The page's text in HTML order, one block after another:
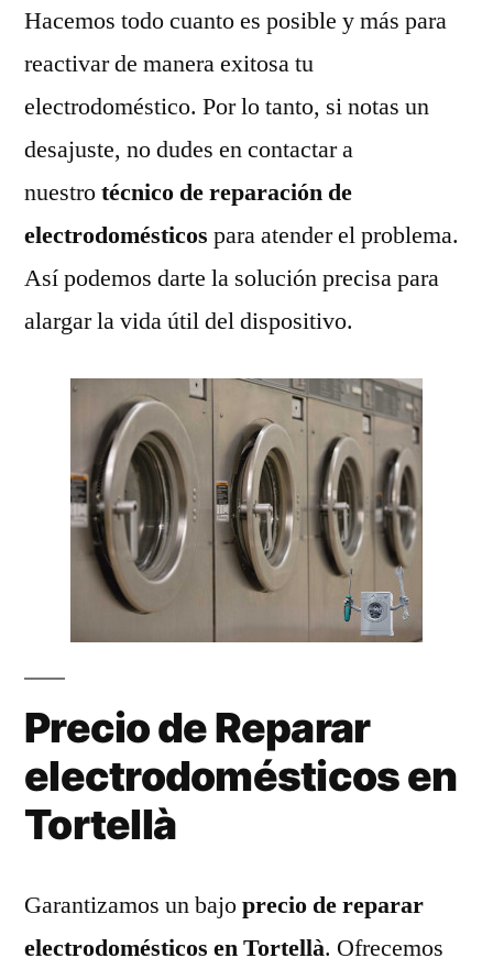
Hacemos todo cuanto es posible y más para
reactivar de manera exitosa tu
electrodoméstico. Por lo tanto, si notas un
desajuste, no dudes en contactar a
nuestrotécnico de reparación de
electrodomésticos para atender el problema.
Así podemos darte la solución precisa para
alargar la vida útil del dispositivo.
Precio de Reparar
electrodomésticos en
Tortellà
Garantizamos un bajoprecio de reparar
electrodomésticos en Tortellà. Ofrecemos